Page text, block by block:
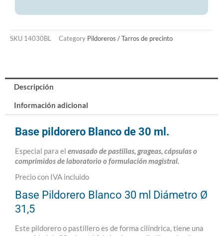
SKU 14030BL Category Pildoreros / Tarros de precinto
Descripción
Información adicional
Base pildorero Blanco de 30 ml.
Especial para el envasado de pastillas, grageas, cápsulas o
comprimidos de laboratorio o formulación magistral.
Precio con IVA incluido
Base Pildorero Blanco 30 ml Diámetro Ø
31,5
Este pildorero o pastillero es de forma cilíndrica, tiene una